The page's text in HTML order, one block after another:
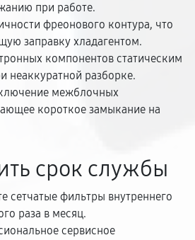
при работе.
фреонового контура, что
заправку хладагентом.
компонентов статическим
неаккуратной разборке.
межблочных
короткое замыкание на
срок службы
сетчатые фильтры внутреннего
раза в месяц.
сервисное